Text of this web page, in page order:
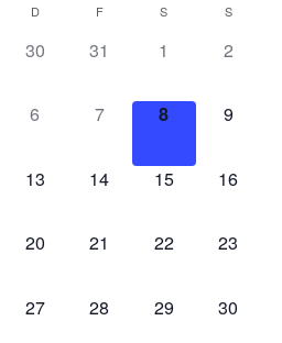
UND
D F S S
0
30
0
31
0
1
0
2
0
6
0
7
0
8
0
9
0
13
0
14
0
15
0
16
0
20
0
21
0
22
0
23
0
27
0
28
0
29
0
30